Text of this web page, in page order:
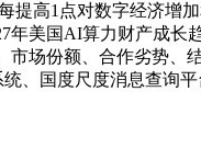
提高1点对数字经济
美国AI算力财产成
场份额、合作劣势
、国度尺度消息查询